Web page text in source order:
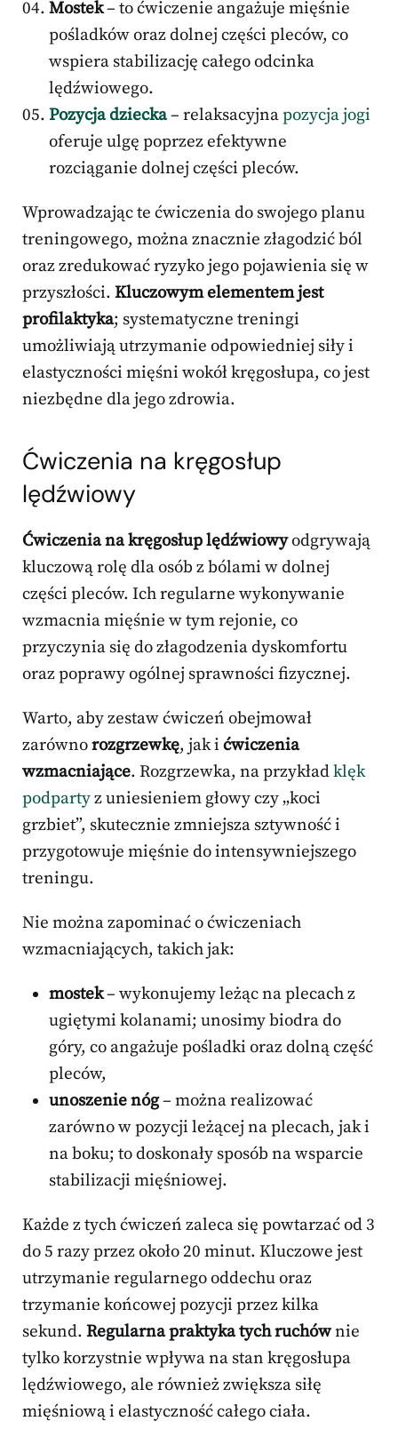
Mostek– to ćwiczenie angażuje mięśnie
pośladków oraz dolnej części pleców, co
wspiera stabilizację całego odcinka
lędźwiowego.
Pozycja dziecka– relaksacyjnapozycja jogi
oferuje ulgę poprzez efektywne
rozciąganie dolnej części pleców.
Wprowadzając te ćwiczenia do swojego planu
treningowego, można znacznie złagodzić ból
oraz zredukować ryzyko jego pojawienia się w
przyszłości. Kluczowym elementem jest
profilaktyka; systematyczne treningi
umożliwiają utrzymanie odpowiedniej siły i
elastyczności mięśni wokół kręgosłupa, co jest
niezbędne dla jego zdrowia.
Ćwiczenia na kręgosłup
lędźwiowy
Ćwiczenia na kręgosłup lędźwiowyodgrywają
kluczową rolę dla osób z bólami w dolnej
części pleców. Ich regularne wykonywanie
wzmacnia mięśnie w tym rejonie, co
przyczynia się do złagodzenia dyskomfortu
oraz poprawy ogólnej sprawności fizycznej.
Warto, aby zestaw ćwiczeń obejmował
zarównorozgrzewkę, jak i ćwiczenia
wzmacniające. Rozgrzewka, na przykładklęk
podpartyz uniesieniem głowy czy „koci
grzbiet”, skutecznie zmniejsza sztywność i
przygotowuje mięśnie do intensywniejszego
treningu.
Nie można zapominać o ćwiczeniach
wzmacniających, takich jak:
mostek– wykonujemy leżąc na plecach z
ugiętymi kolanami; unosimy biodra do
góry, co angażuje pośladki oraz dolną część
pleców,
unoszenie nóg– można realizować
zarówno w pozycji leżącej na plecach, jak i
na boku; to doskonały sposób na wsparcie
stabilizacji mięśniowej.
Każde z tych ćwiczeń zaleca się powtarzać od 3
do 5 razy przez około 20 minut. Kluczowe jest
utrzymanie regularnego oddechu oraz
trzymanie końcowej pozycji przez kilka
sekund. Regularna praktyka tych ruchównie
tylko korzystnie wpływa na stan kręgosłupa
lędźwiowego, ale również zwiększa siłę
mięśniową i elastyczność całego ciała.